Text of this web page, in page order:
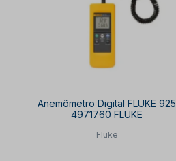
Anemômetro Digital FLUKE 925
4971760 FLUKE
Fluke